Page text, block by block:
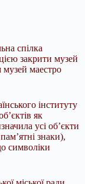
спілка
закрити музей
музей маестро
інституту
як
усі об’єкти
знаки),
символіки